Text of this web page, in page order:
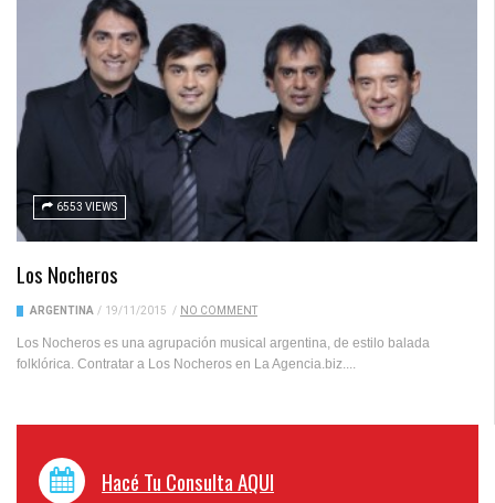
6553 VIEWS
Los Nocheros
ARGENTINA / 19/11/2015 / NO COMMENT
Los Nocheros es una agrupación musical argentina, de estilo balada
folklórica. Contratar a Los Nocheros en La Agencia.biz....
Hacé Tu Consulta AQUI